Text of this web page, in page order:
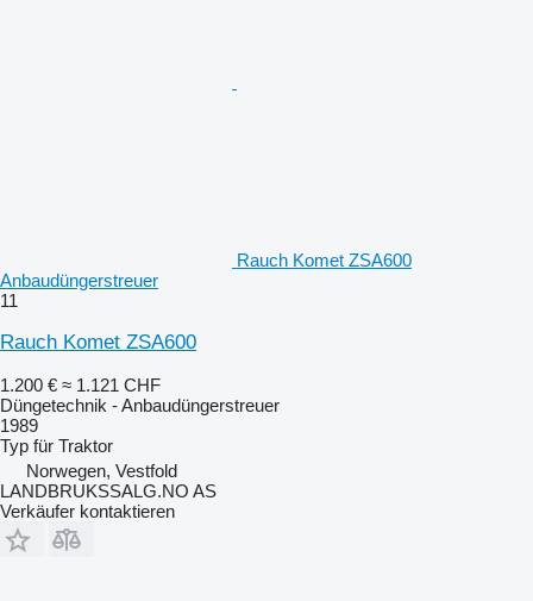
Rauch Komet ZSA600
Anbaudüngerstreuer
11
Rauch Komet ZSA600
1.200 € ≈ 1.121 CHF
Düngetechnik - Anbaudüngerstreuer
1989
Typ für Traktor
Norwegen, Vestfold
LANDBRUKSSALG.NO AS
Verkäufer kontaktieren